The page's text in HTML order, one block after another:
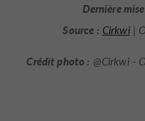
Dernière
Source : Cirkwi|
Crédit photo : @Cirkwi -